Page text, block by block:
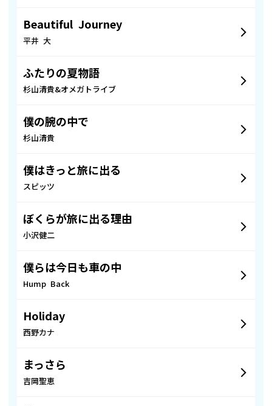
Beautiful Journey
平井 大
ふたりの夏物語
杉山清貴&オメガトライブ
僕の腕の中で
杉山清貴
僕はきっと旅に出る
スピッツ
ぼくらが旅に出る理由
小沢健二
僕らは今日も車の中
Hump Back
Holiday
西野カナ
まっさら
吉岡聖恵